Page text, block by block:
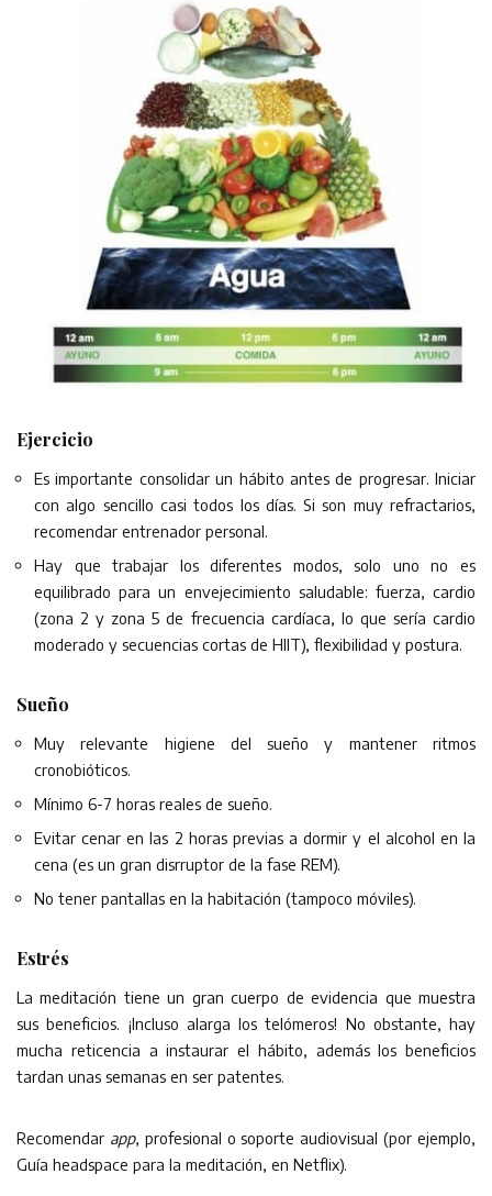
Ejercicio
Es importante consolidar un hábito antes de progresar. Iniciar
con algo sencillo casi todos los días. Si son muy refractarios,
recomendar entrenador personal.
Hay que trabajar los diferentes modos, solo uno no es
equilibrado para un envejecimiento saludable: fuerza, cardio
(zona 2 y zona 5 de frecuencia cardíaca, lo que sería cardio
moderado y secuencias cortas de HIIT), flexibilidad y postura.
Sueño
Muy relevante higiene del sueño y mantener ritmos
cronobióticos.
Mínimo 6-7 horas reales de sueño.
Evitar cenar en las 2 horas previas a dormir y el alcohol en la
cena (es un gran disrruptor de la fase REM).
No tener pantallas en la habitación (tampoco móviles).
Estrés
La meditación tiene un gran cuerpo de evidencia que muestra
sus beneficios. ¡Incluso alarga los telómeros! No obstante, hay
mucha reticencia a instaurar el hábito, además los beneficios
tardan unas semanas en ser patentes.
Recomendar app, profesional o soporte audiovisual (por ejemplo,
Guía headspace para la meditación, en Netflix).